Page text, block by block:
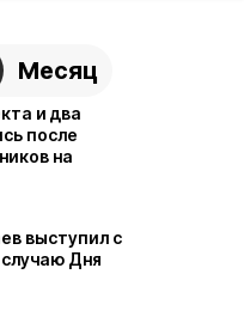
Месяц
и два
после
на
выступил с
Дня